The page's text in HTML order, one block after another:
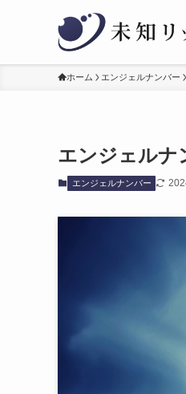
ホーム エンジェルナンバー
エンジェルナ
エンジェルナンバー